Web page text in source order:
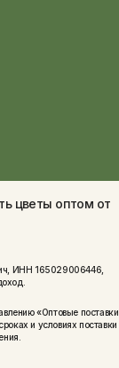
цветы оптом от
ИНН 165029006446,
«Оптовые поставки
и условиях поставки